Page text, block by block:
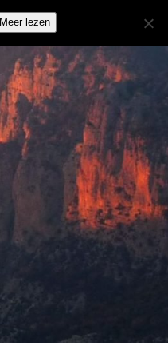
info@weisfelt.nl
Meer lezen